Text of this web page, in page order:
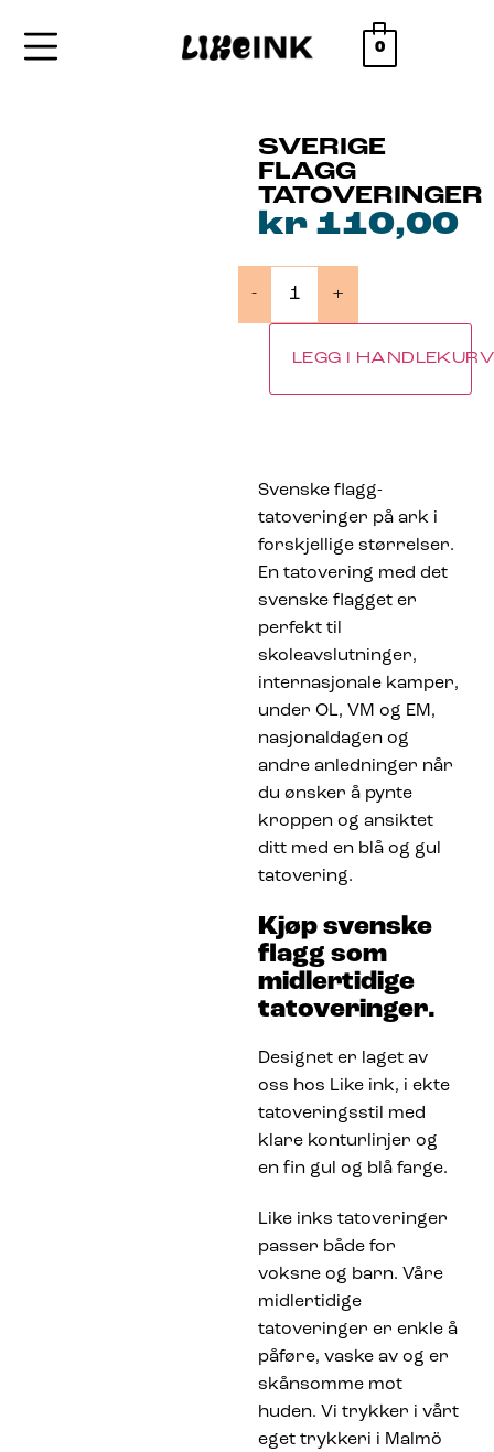
0
SVERIGE
FLAGG
TATOVERINGER
kr 110,00
- +
LEGG I HANDLEKURV
Svenske flagg-
tatoveringer på ark i
forskjellige størrelser.
En tatovering med det
svenske flagget er
perfekt til
skoleavslutninger,
internasjonale kamper,
under OL, VM og EM,
nasjonaldagen og
andre anledninger når
du ønsker å pynte
kroppen og ansiktet
ditt med en blå og gul
tatovering.
Kjøp svenske
flagg som
midlertidige
tatoveringer.
Designet er laget av
oss hos Like ink, i ekte
tatoveringsstil med
klare konturlinjer og
en fin gul og blå farge.
Like inks tatoveringer
passer både for
voksne og barn. Våre
midlertidige
tatoveringer er enkle å
påføre, vaske av og er
skånsomme mot
huden. Vi trykker i vårt
eget trykkeri i Malmö